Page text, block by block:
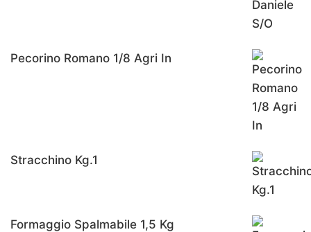
Pecorino Romano 1/8 Agri In
Stracchino Kg.1
Formaggio Spalmabile 1,5 Kg